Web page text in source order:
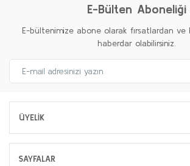
E-Bülten Aboneliği
E-bültenimize abone olarak fırsatlardan ve
haberdar olabilirsiniz.
ÜYELİK
SAYFALAR